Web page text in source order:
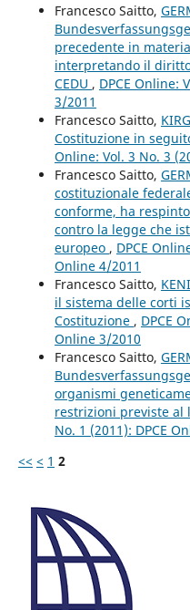
Francesco Saitto,
precedente in
interpretando il
CEDU , DPCE Online:
3/2011
Francesco Saitto,
Costituzione in
Online: Vol. 3 No. 3
Francesco Saitto,
costituzionale
conforme, ha
contro la legge che
europeo , DPCE
Online 4/2011
Francesco Saitto,
il sistema delle corti
Costituzione , DPCE
Online 3/2010
Francesco Saitto,
organismi
restrizioni previste al
No. 1 (2011): DPCE
<< < 1 2